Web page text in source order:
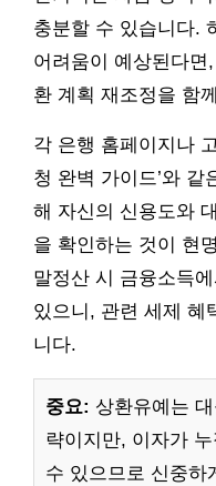
충분할 수 있습니다.
어려움이 예상된다
환 계획 재조정을 함
각 은행 홈페이지나
청 완벽 가이드’와
해 자신의 신용도와
을 확인하는 것이 현
말정산 시 금융소득
있으니, 관련 세제 혜
니다.
중요: 상환유예는
략이지만, 이자가
수 있으므로 신중하